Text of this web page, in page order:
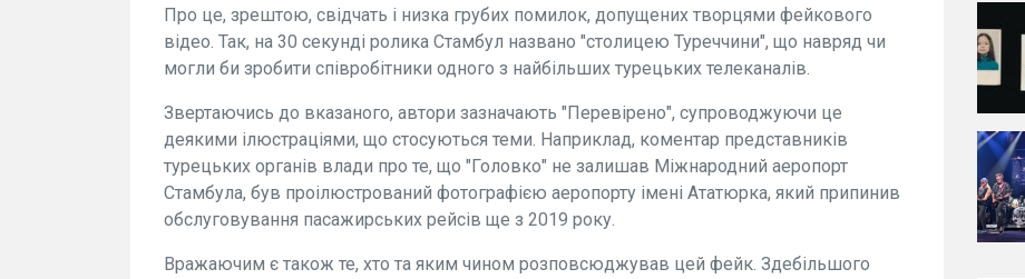
Про це, зрештою, свідчать і низка грубих помилок, допущених творцями фейкового
відео. Так, на 30 секунді ролика Стамбул названо "столицею Туреччини", що навряд чи
могли би зробити співробітники одного з найбільших турецьких телеканалів.
Звертаючись до вказаного, автори зазначають "Перевірено", супроводжуючи це
деякими ілюстраціями, що стосуються теми. Наприклад, коментар представників
турецьких органів влади про те, що "Головко" не залишав Міжнародний аеропорт
Стамбула, був проілюстрований фотографією аеропорту імені Ататюрка, який припинив
обслуговування пасажирських рейсів ще з 2019 року.
Вражаючим є також те, хто та яким чином розповсюджував цей фейк. Здебільшого